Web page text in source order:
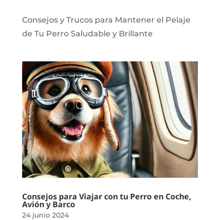
Consejos y Trucos para Mantener el Pelaje
de Tu Perro Saludable y Brillante
Consejos para Viajar con tu Perro en Coche,
Avión y Barco
24 junio 2024